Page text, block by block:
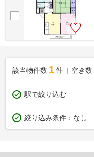
該当物件数 1件 空き数
駅で絞り込む
絞り込み条件： なし